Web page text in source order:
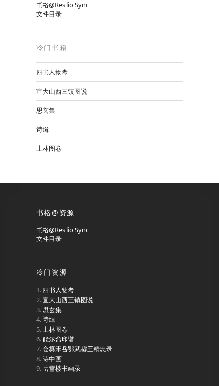
书格@Resilio Sync
文件目录
冷门书籍
四书人物考
宣大山西三镇图说
思玄集
诗缉
上林图卷
书格@资源
书格@Resilio Sync
文件目录
冷门资源
四书人物考
宣大山西三镇图说
思玄集
诗缉
上林图卷
能尔斋印谱
会纂宋岳鄂武穆王精忠录
诗中画
岳雪楼书画录